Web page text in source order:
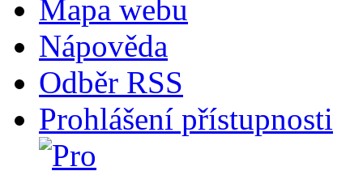
Mapa webu
Nápověda
Odběr RSS
Prohlášení přístupnosti